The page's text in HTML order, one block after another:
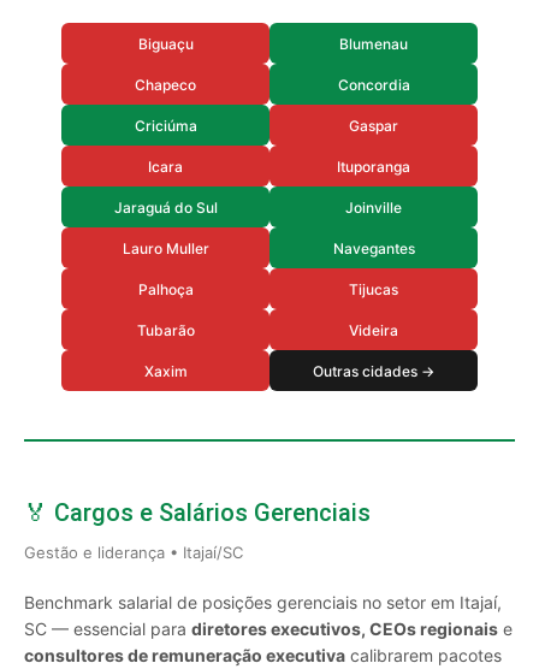
Biguaçu Blumenau
Chapeco Concordia
Criciúma Gaspar
Icara Ituporanga
Jaraguá do Sul Joinville
Lauro Muller Navegantes
Palhoça Tijucas
Tubarão Videira
Xaxim Outras cidades →
🏅 Cargos e Salários Gerenciais
Gestão e liderança • Itajaí/SC
Benchmark salarial de posições gerenciais no setor em Itajaí,
SC — essencial para diretores executivos, CEOs regionais e
consultores de remuneração executiva calibrarem pacotes